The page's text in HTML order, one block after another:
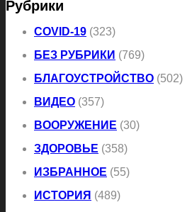
Рубрики
COVID-19 (323)
БЕЗ РУБРИКИ (769)
БЛАГОУСТРОЙСТВО (502)
ВИДЕО (357)
ВООРУЖЕНИЕ (30)
ЗДОРОВЬЕ (358)
ИЗБРАННОЕ (55)
ИСТОРИЯ (489)